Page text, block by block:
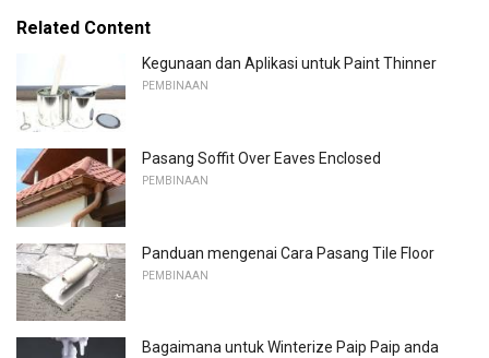
Related Content
Kegunaan dan Aplikasi untuk Paint Thinner
PEMBINAAN
Pasang Soffit Over Eaves Enclosed
PEMBINAAN
Panduan mengenai Cara Pasang Tile Floor
PEMBINAAN
Bagaimana untuk Winterize Paip Paip anda